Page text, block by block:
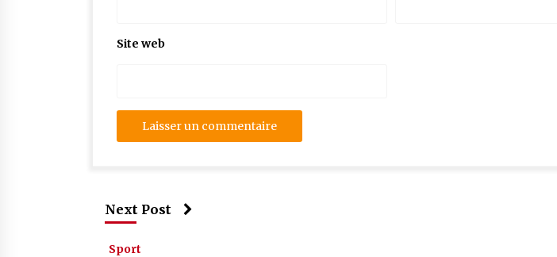
Site web
Next Post
Sport